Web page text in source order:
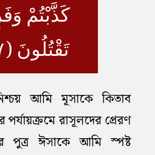
كَذَّبْتُمْ
تَقْتُلُونَ (٨٧)
আমি মূসাকে কিতাব
পর্যায়ক্রমে রাসূলদের প্রেরণ
পুত্র ঈসাকে আমি স্পষ্ট